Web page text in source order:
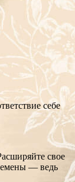
себе
свое
— ведь